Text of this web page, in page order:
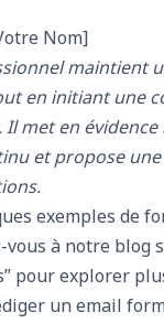
Nom]
maintient
en initiant une
met en évidence
et propose
exemples de
à notre blog
pour explorer
un email